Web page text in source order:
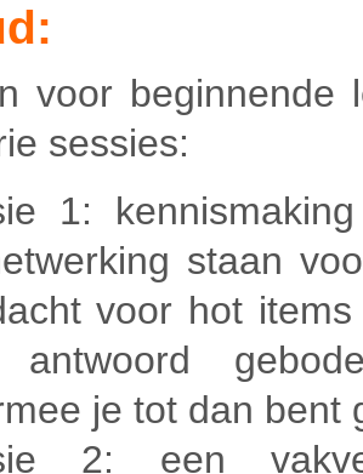
voor beginnende
sessies:
1:
staan
voor hot
antwoord
je tot dan bent
2: een